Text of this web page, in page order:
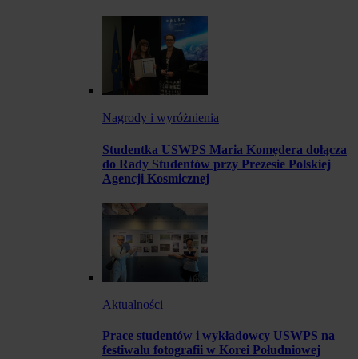
Nagrody i wyróżnienia
Studentka USWPS Maria Komędera dołącza
do Rady Studentów przy Prezesie Polskiej
Agencji Kosmicznej
Aktualności
Prace studentów i wykładowcy USWPS na
festiwalu fotografii w Korei Południowej